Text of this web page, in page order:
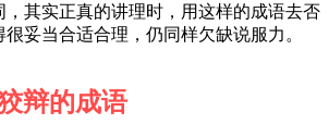
，其实正真的讲理时，用这样的成语去否
妥当合适合理，仍同样欠缺说服力。
辩的成语